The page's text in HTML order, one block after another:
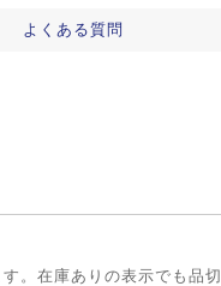
よくある質問
。在庫ありの表示でも品切